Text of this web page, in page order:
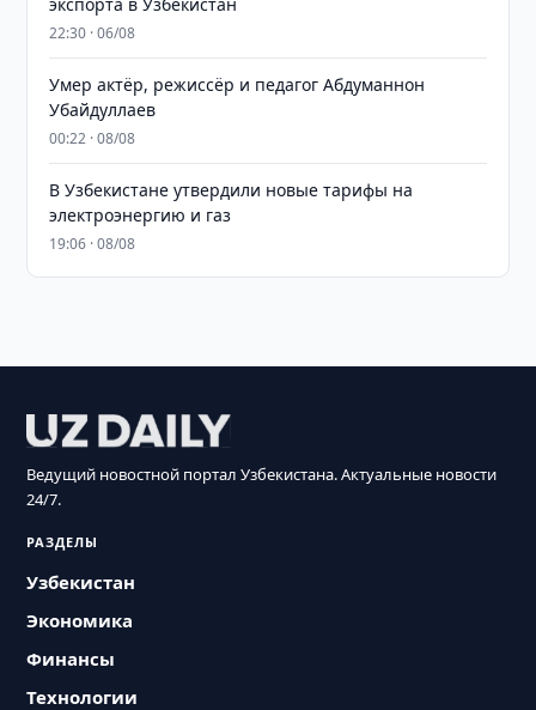
22:30 · 06/08
Умер актёр, режиссёр и педагог Абдуманнон
Убайдуллаев
00:22 · 08/08
В Узбекистане утвердили новые тарифы на
электроэнергию и газ
19:06 · 08/08
Ведущий новостной портал Узбекистана. Актуальные новости
24/7.
РАЗДЕЛЫ
Узбекистан
Экономика
Финансы
Технологии